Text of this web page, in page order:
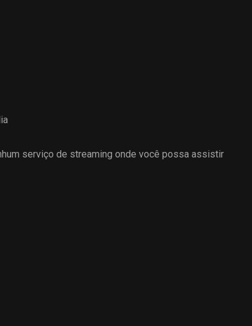
serviço de streaming onde você possa assistir